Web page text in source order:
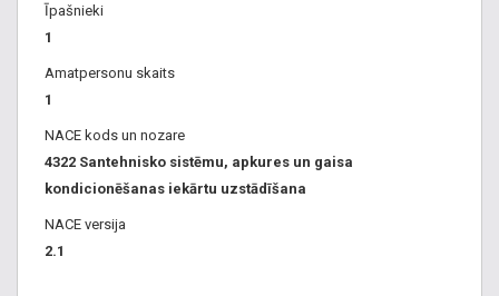
Īpašnieki
1
Amatpersonu skaits
1
NACE kods un nozare
4322 Santehnisko sistēmu, apkures un gaisa
kondicionēšanas iekārtu uzstādīšana
NACE versija
2.1